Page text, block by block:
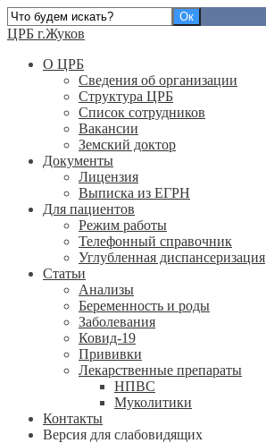
ЦРБ г.Жуков
О ЦРБ
Сведения об организации
Структура ЦРБ
Список сотрудников
Вакансии
Земский доктор
Документы
Лицензия
Выписка из ЕГРН
Для пациентов
Режим работы
Телефонный справочник
Углубленная диспансеризация
Статьи
Анализы
Беременность и роды
Заболевания
Ковид-19
Прививки
Лекарственные препараты
НПВС
Муколитики
Контакты
Версия для слабовидящих